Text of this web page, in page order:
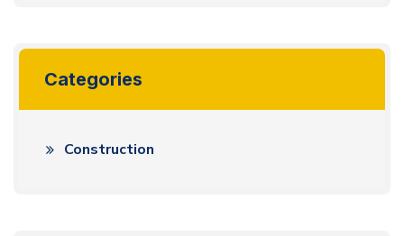
Categories
Construction